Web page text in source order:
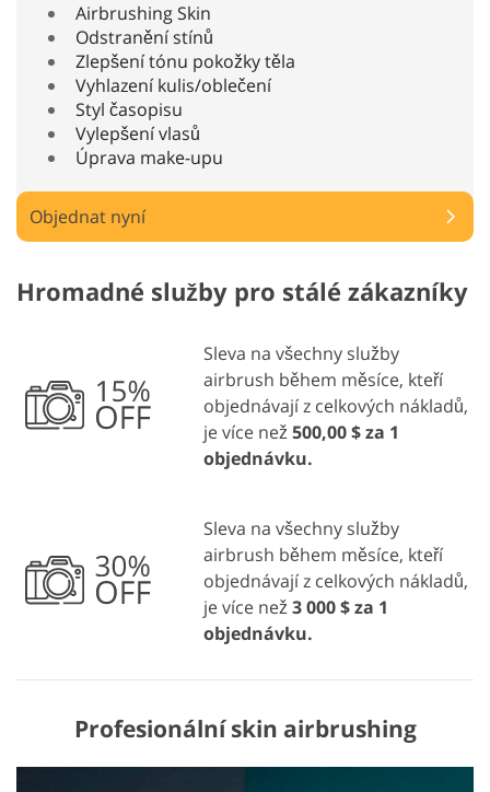
Airbrushing Skin
Odstranění stínů
Zlepšení tónu pokožky těla
Vyhlazení kulis/oblečení
Styl časopisu
Vylepšení vlasů
Úprava make-upu
Objednat nyní
Hromadné služby pro stálé zákazníky
Sleva na všechny služby
airbrush během měsíce, kteří
objednávají z celkových nákladů,
je více než500,00 $ za 1
objednávku.
Sleva na všechny služby
airbrush během měsíce, kteří
objednávají z celkových nákladů,
je více než3 000 $ za 1
objednávku.
Profesionální skin airbrushing